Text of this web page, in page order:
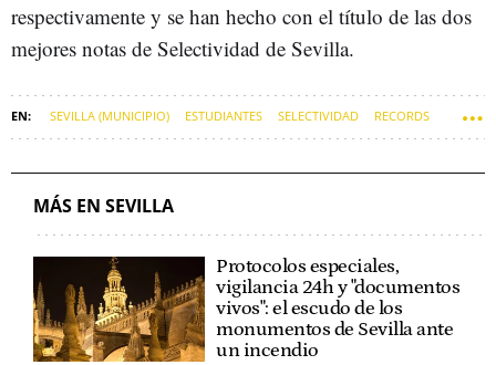
respectivamente y se han hecho con el título de las dos
mejores notas de Selectividad de Sevilla.
SEVILLA (MUNICIPIO) ESTUDIANTES SELECTIVIDAD RECORDS
MÁS EN SEVILLA
Protocolos especiales,
vigilancia 24h y "documentos
vivos": el escudo de los
monumentos de Sevilla ante
un incendio